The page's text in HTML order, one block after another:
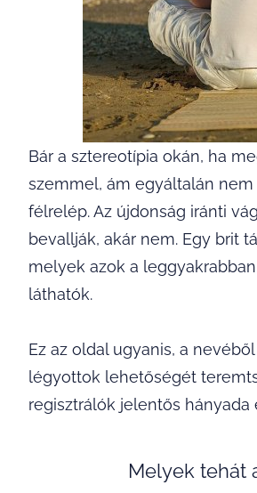
Bár a sztereotípia okán, ha
szemmel, ám egyáltalán
félrelép. Az újdonság iránti
bevallják, akár nem. Egy brit
melyek azok a
láthatók.
Ez az oldal ugyanis, a
légyottok lehetőségét
regisztrálók jelentős
Melyek tehát